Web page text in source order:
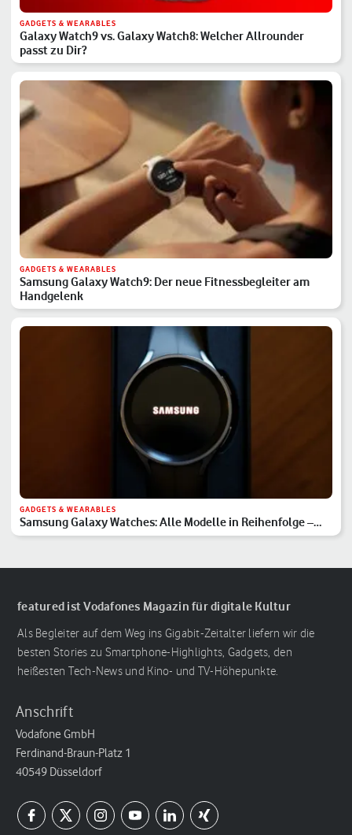
GADGETS & WEARABLES
Galaxy Watch9 vs. Galaxy Watch8: Welcher Allrounder
passt zu Dir?
GADGETS & WEARABLES
Samsung Galaxy Watch9: Der neue Fitnessbegleiter am
Handgelenk
GADGETS & WEARABLES
Samsung Galaxy Watches: Alle Modelle in Reihenfolge –
Hauptserie, Classic & Ultra
featured ist Vodafones Magazin für digitale Kultur
Als Begleiter auf dem Weg ins Gigabit-Zeitalter liefern wir die
besten Stories zu Smartphone-Highlights, Gadgets, den
heißesten Tech-News und Kino- und TV-Höhepunkte.
Anschrift
Vodafone GmbH
Ferdinand-Braun-Platz 1
40549 Düsseldorf